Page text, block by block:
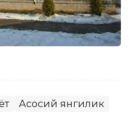
Асосий янгилик